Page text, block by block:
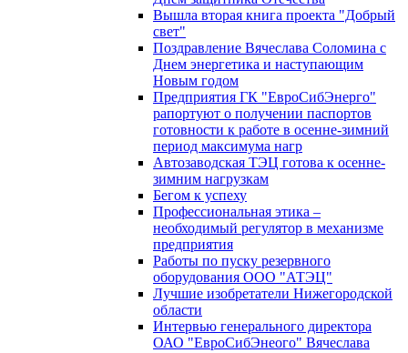
Вышла вторая книга проекта "Добрый
свет"
Поздравление Вячеслава Соломина с
Днем энергетика и наступающим
Новым годом
Предприятия ГК "ЕвроСибЭнерго"
рапортуют о получении паспортов
готовности к работе в осенне-зимний
период максимума нагр
Автозаводская ТЭЦ готова к осенне-
зимним нагрузкам
Бегом к успеху
Профессиональная этика –
необходимый регулятор в механизме
предприятия
Работы по пуску резервного
оборудования ООО "АТЭЦ"
Лучшие изобретатели Нижегородской
области
Интервью генерального директора
ОАО "ЕвроСибЭнеого" Вячеслава